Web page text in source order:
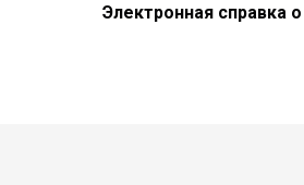
Электронная справка